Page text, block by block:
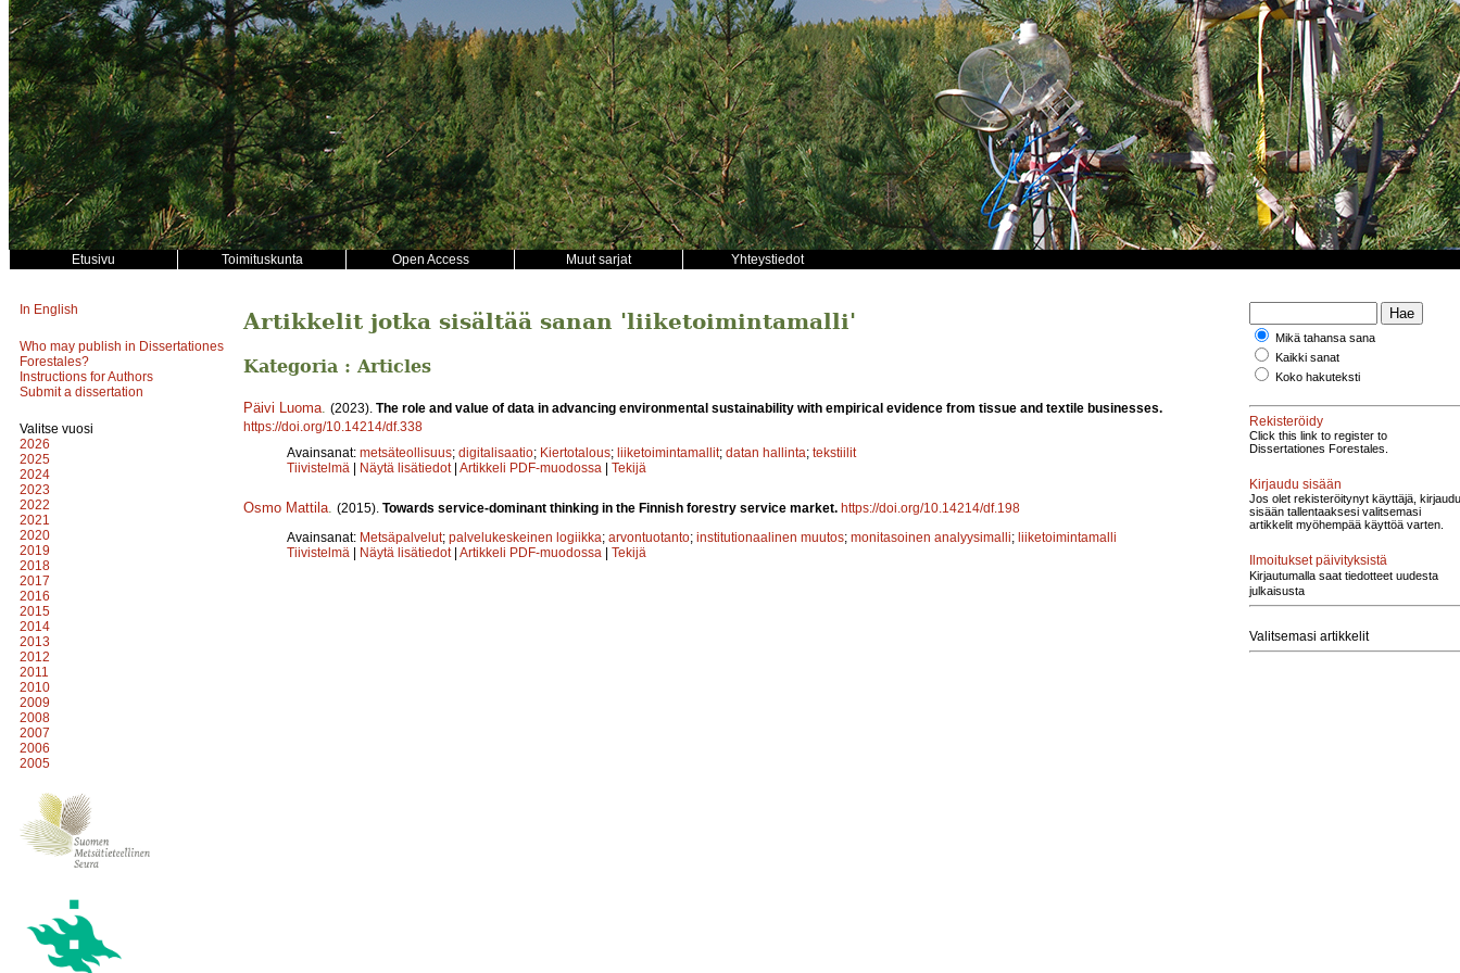
Etusivu Toimituskunta Open Access Muut sarjat Yhteystiedot
In English
Who may publish in Dissertationes
Forestales?
Instructions for Authors
Submit a dissertation
Valitse vuosi
2026
2025
2024
2023
2022
2021
2020
2019
2018
2017
2016
2015
2014
2013
2012
2011
2010
2009
2008
2007
2006
2005
Artikkelit jotka sisältää sanan 'liiketoimintamalli'
Kategoria : Articles
Päivi Luoma (2023). The role and value of data in advancing environmental sustainability with empirical evidence from tissue and textile businesses.
https://doi.org/10.14214/df.338
Avainsanat: metsäteollisuus; digitalisaatio; Kiertotalous; liiketoimintamallit; datan hallinta; tekstiilit
Tiivistelmä | Näytä lisätiedot | Artikkeli PDF-muodossa | Tekijä
Osmo Mattila (2015). Towards service-dominant thinking in the Finnish forestry service market. https://doi.org/10.14214/df.198
Avainsanat: Metsäpalvelut; palvelukeskeinen logiikka; arvontuotanto; institutionaalinen muutos; monitasoinen analyysimalli; liiketoimintamalli
Tiivistelmä | Näytä lisätiedot | Artikkeli PDF-muodossa | Tekijä
Mikä tahansa sana
Kaikki sanat
Koko hakuteksti
Rekisteröidy
Click this link to register to
Dissertationes Forestales.
Kirjaudu sisään
Jos olet rekisteröitynyt käyttäjä, kirjaudu
sisään tallentaaksesi valitsemasi
artikkelit myöhempää käyttöä varten.
Ilmoitukset päivityksistä
Kirjautumalla saat tiedotteet uudesta
julkaisusta
Valitsemasi artikkelit